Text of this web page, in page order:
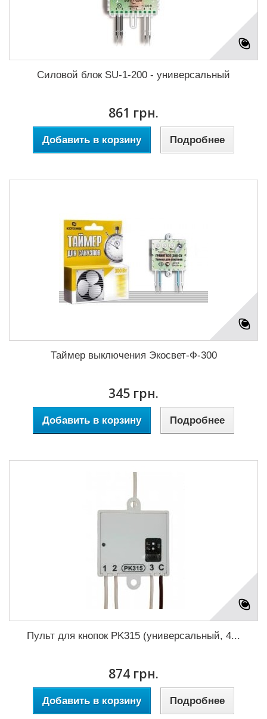
Силовой блок SU-1-200 - универсальный
861 грн.
Добавить в корзину Подробнее
Таймер выключения Экосвет-Ф-300
345 грн.
Добавить в корзину Подробнее
Пульт для кнопок PK315 (универсальный, 4...
874 грн.
Добавить в корзину Подробнее